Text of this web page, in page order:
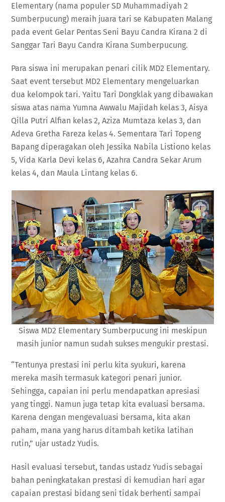
Elementary (nama populer SD Muhammadiyah 2
Sumberpucung) meraih juara tari se Kabupaten Malang
pada event Gelar Pentas Seni Bayu Candra Kirana 2 di
Sanggar Tari Bayu Candra Kirana Sumberpucung.
Para siswa ini merupakan penari cilik MD2 Elementary.
Saat event tersebut MD2 Elementary mengeluarkan
dua kelompok tari. Yaitu Tari Dongklak yang dibawakan
siswa atas nama Yumna Awwalu Majidah kelas 3, Aisya
Qilla Putri Alfian kelas 2, Aziza Mumtaza kelas 3, dan
Adeva Gretha Fareza kelas 4. Sementara Tari Topeng
Bapang diperagakan oleh Jessika Nabila Listiono kelas
5, Vida Karla Devi kelas 6, Azahra Candra Sekar Arum
kelas 4, dan Maula Lintang kelas 6.
Siswa MD2 Elementary Sumberpucung ini meskipun
masih junior namun sudah sukses mengukir prestasi.
“Tentunya prestasi ini perlu kita syukuri, karena
mereka masih termasuk kategori penari junior.
Sehingga, capaian ini perlu mendapatkan apresiasi
yang tinggi. Namun juga tetap kita evaluasi bersama.
Karena dengan mengevaluasi bersama, kita akan
paham, mana yang harus ditambah ketika latihan
rutin,” ujar ustadz Yudis.
Hasil evaluasi tersebut, tandas ustadz Yudis sebagai
bahan peningkatakan prestasi di kemudian hari agar
capaian prestasi bidang seni tidak berhenti sampai